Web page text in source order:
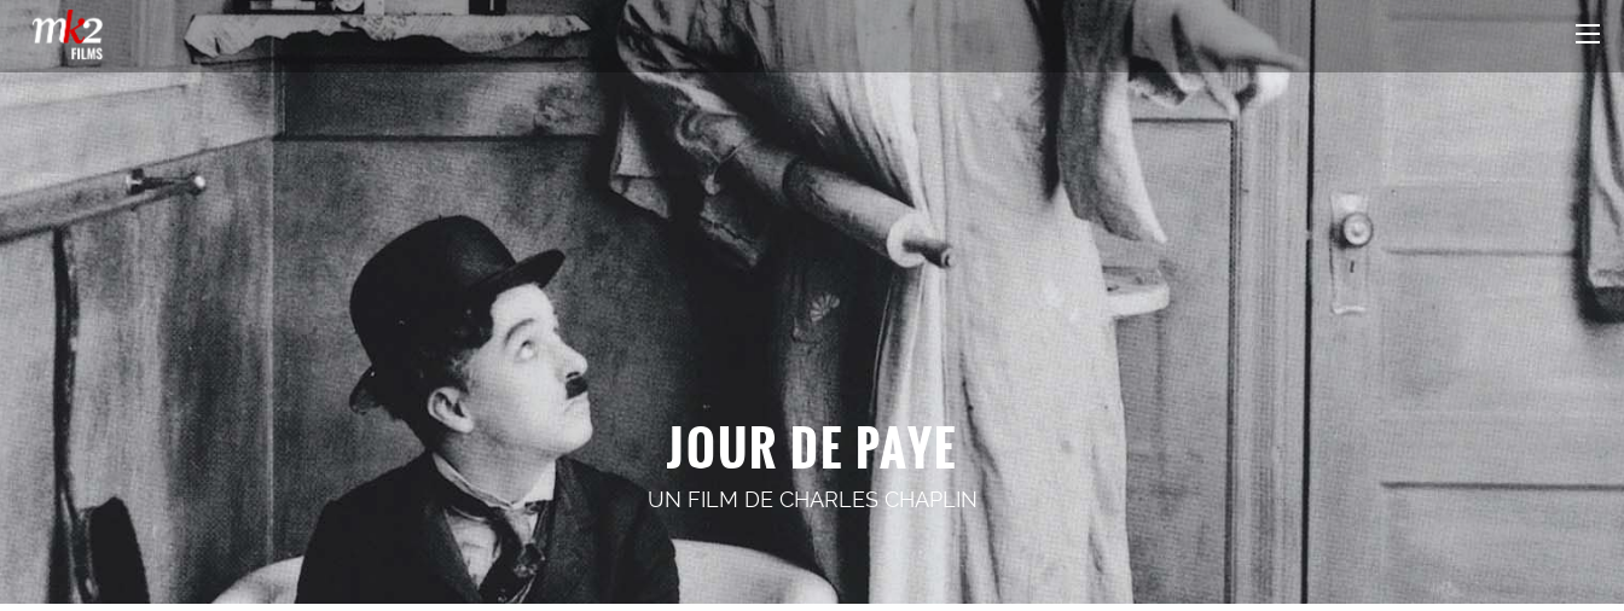
JOUR DE PAYE
UN FILM DE CHARLES CHAPLIN